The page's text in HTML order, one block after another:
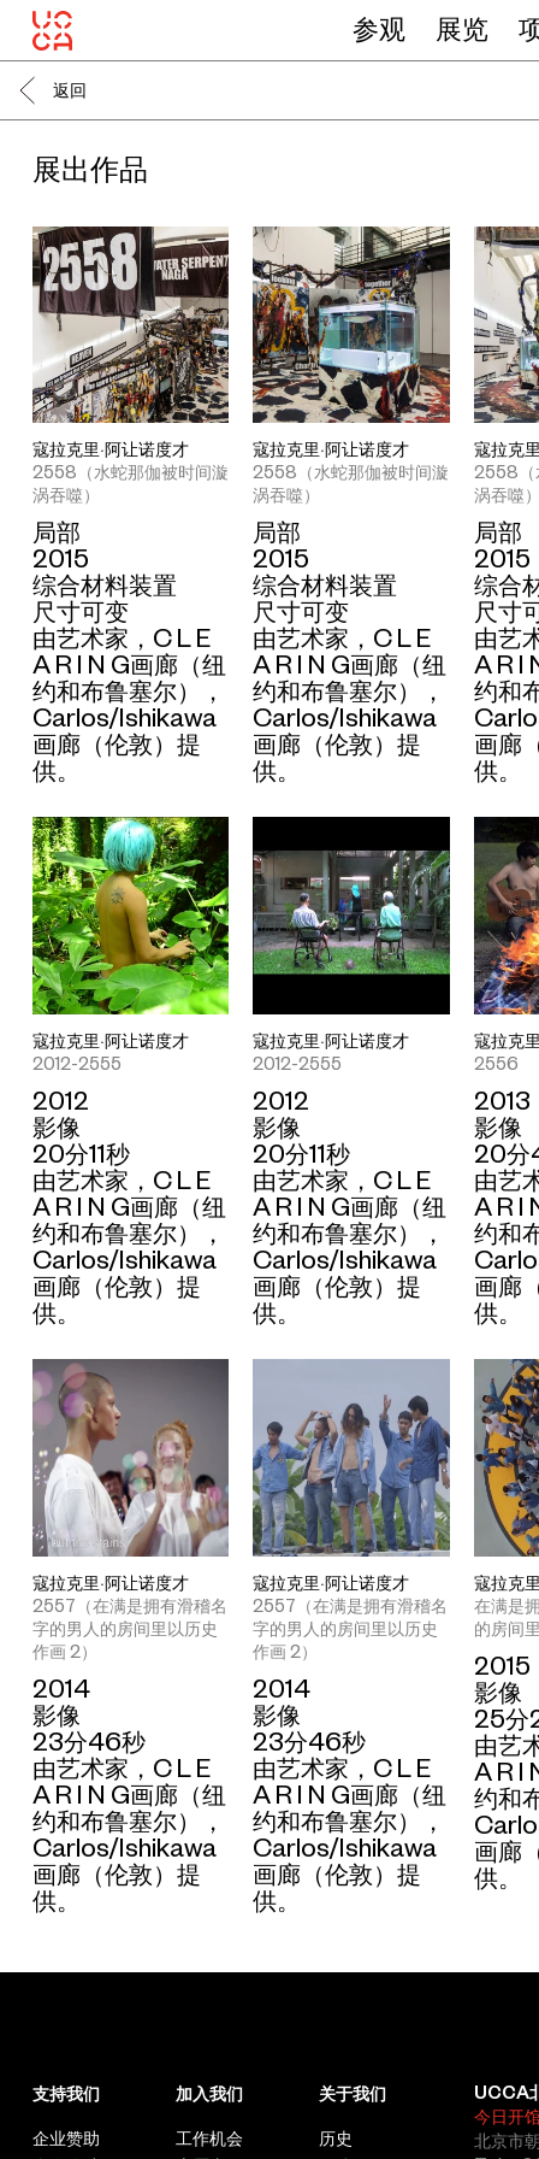
参观 展览
返回
展出作品
寇拉克里·阿让诺度才
2558（水蛇那伽被时间漩
涡吞噬）
局部
2015
综合材料装置
尺寸可变
由艺术家，C L E
A R I N G画廊（纽
约和布鲁塞尔），
Carlos/Ishikawa
画廊（伦敦）提
供。
寇拉克里·阿让诺度才
2558（水蛇那伽被时间漩
涡吞噬）
局部
2015
综合材料装置
尺寸可变
由艺术家，C L E
A R I N G画廊（纽
约和布鲁塞尔），
Carlos/Ishikawa
画廊（伦敦）提
供。
寇拉克
2558（
涡吞噬
局部
2015
综合
尺寸
由艺
A R I
约和
画廊
供。
寇拉克里·阿让诺度才
2012-2555
2012
影像
20分11秒
由艺术家，C L E
A R I N G画廊（纽
约和布鲁塞尔），
Carlos/Ishikawa
画廊（伦敦）提
供。
寇拉克里·阿让诺度才
2012-2555
2012
影像
20分11秒
由艺术家，C L E
A R I N G画廊（纽
约和布鲁塞尔），
Carlos/Ishikawa
画廊（伦敦）提
供。
寇拉克
2556
2013
影像
20分
由艺
A R I
约和
画廊
供。
寇拉克里·阿让诺度才
2557（在满是拥有滑稽名
字的男人的房间里以历史
作画 2）
2014
影像
23分46秒
由艺术家，C L E
A R I N G画廊（纽
约和布鲁塞尔），
Carlos/Ishikawa
画廊（伦敦）提
供。
寇拉克里·阿让诺度才
2557（在满是拥有滑稽名
字的男人的房间里以历史
作画 2）
2014
影像
23分46秒
由艺术家，C L E
A R I N G画廊（纽
约和布鲁塞尔），
Carlos/Ishikawa
画廊（伦敦）提
供。
寇拉克
在满是
的房间
2015
影像
25分
由艺
A R I
约和
画廊
供。
支持我们
企业赞助
加入我们
工作机会
关于我们
历史
UCCA
今日开
北京市